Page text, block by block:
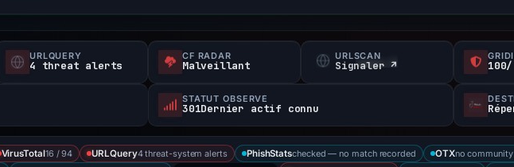
URLQUERY
4 threat alerts
CF RADAR
Malveillant
URLSCAN
Signaler ↗ 100/
STATUT OBSERVÉ
301Dernier actif connu
VirusTotal16 / 94 URLQuery4 threat-system alerts PhishStatschecked — no match recorded OTXno